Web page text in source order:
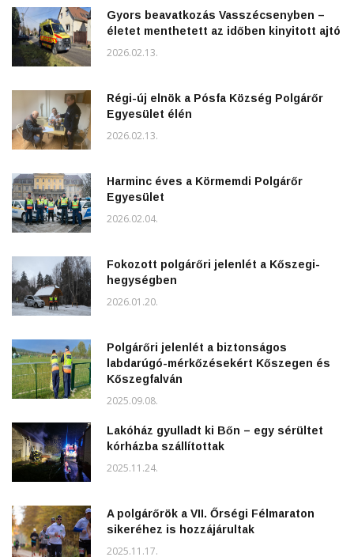
Gyors beavatkozás Vasszécsenyben –
életet menthetett az időben kinyitott ajtó
2026.02.13.
Régi-új elnök a Pósfa Község Polgárőr
Egyesület élén
2026.02.13.
Harminc éves a Körmemdi Polgárőr
Egyesület
2026.02.04.
Fokozott polgárőri jelenlét a Kőszegi-
hegységben
2026.01.20.
Polgárőri jelenlét a biztonságos
labdarúgó-mérkőzésekért Kőszegen és
Kőszegfalván
2025.09.08.
Lakóház gyulladt ki Bőn – egy sérültet
kórházba szállítottak
2025.11.24.
A polgárőrök a VII. Őrségi Félmaraton
sikeréhez is hozzájárultak
2025.11.17.